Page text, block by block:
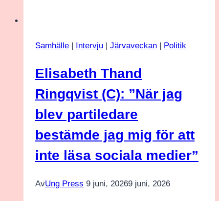
komma
Samhälle | Intervju | Järvaveckan | Politik
Elisabeth Thand
Ringqvist (C): ”När jag
blev partiledare
bestämde jag mig för att
inte läsa sociala medier”
AvUng Press 9 juni, 20269 juni, 2026